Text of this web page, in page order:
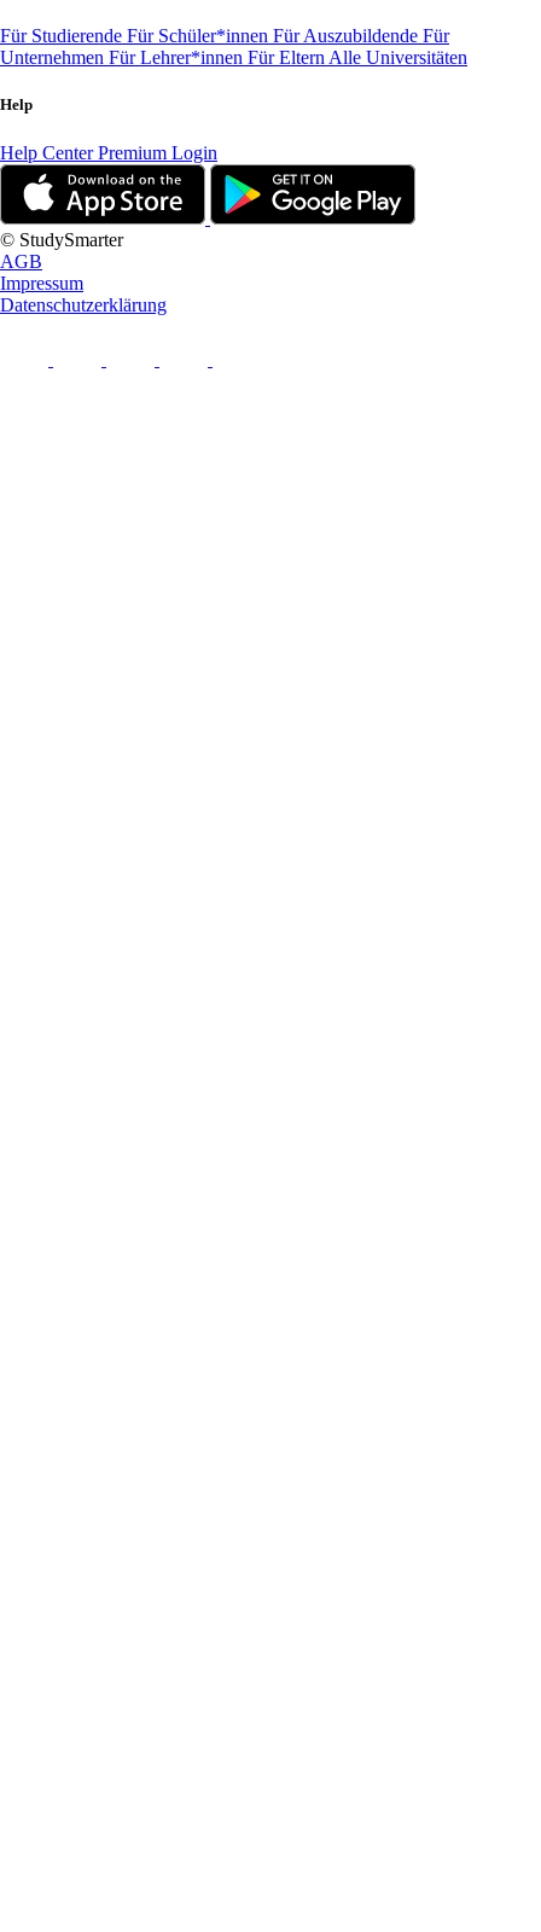
Für Studierende Für Schüler*innen Für Auszubildende Für
Unternehmen Für Lehrer*innen Für Eltern Alle Universitäten
Help
Help CenterPremium Login
© StudySmarter
AGB
Impressum
Datenschutzerklärung